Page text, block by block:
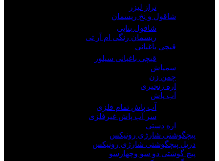
تراز لیزر
شاقول و نخ ریسمان
شاقول بنایی
ریسمان رنگی ام آر تی
قیچی باغبانی
قیچی باغبانی سیلور
سمپاش
چمن زن
اره زنجیری
آب پاش
آب پاش تمام فلزی
سر آب پاش غیرفلزی
اره دستی
پیچگوشتی شارژی رونیکس
دریل پیچگوشتی شارژی رونیکس
پیچ گوشتی دو سو وچهارسو